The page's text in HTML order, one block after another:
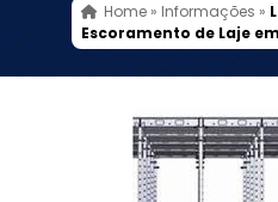
Home» Informações »
Escoramento de Laje